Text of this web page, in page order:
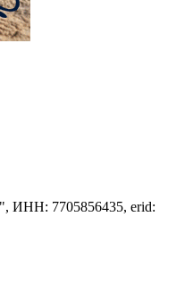
ИНН: 7705856435, erid: